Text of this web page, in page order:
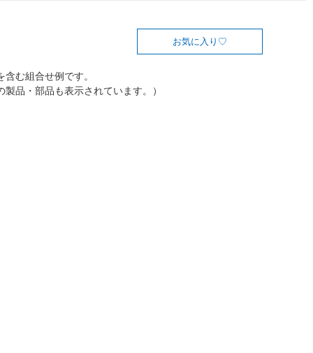
お気に入り
む組合せ例です。
製品・部品も表示されています。）